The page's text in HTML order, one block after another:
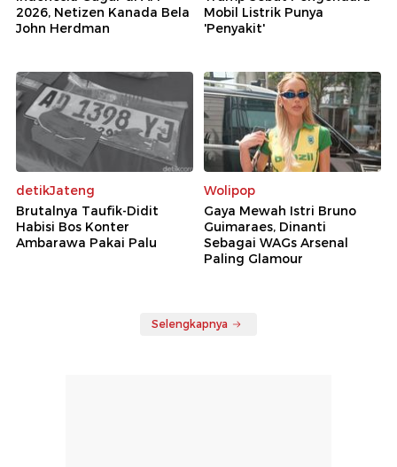
2026, Netizen Kanada Bela
John Herdman
Mobil Listrik Punya
'Penyakit'
detikJateng
Brutalnya Taufik-Didit
Habisi Bos Konter
Ambarawa Pakai Palu
Wolipop
Gaya Mewah Istri Bruno
Guimaraes, Dinanti
Sebagai WAGs Arsenal
Paling Glamour
Selengkapnya